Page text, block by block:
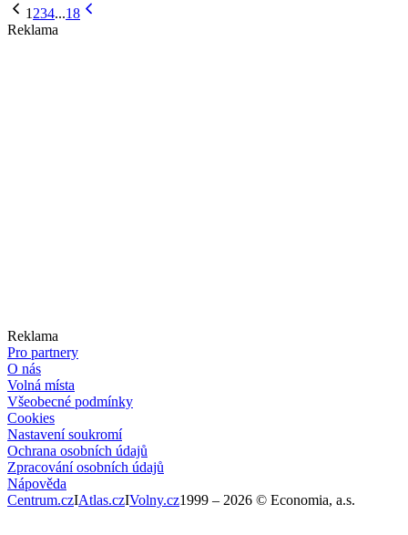
1 234...18
Reklama
Reklama
Pro partnery
O nás
Volná místa
Všeobecné podmínky
Cookies
Nastavení soukromí
Ochrana osobních údajů
Zpracování osobních údajů
Nápověda
Centrum.czIAtlas.czIVolny.cz1999 – 2026 © Economia, a.s.